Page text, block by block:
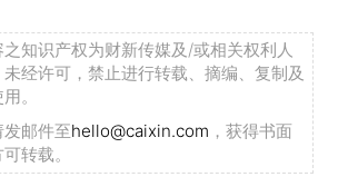
知识产权为财新传媒及/或相关权利人
经许可，禁止进行转载、摘编、复制及
。
邮件至hello@caixin.com ，获得书面
转载。